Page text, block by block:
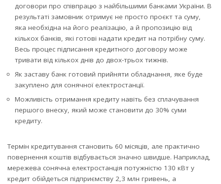
договори про співпрацю з найбільшими банками України. В
результаті замовник отримує не просто проєкт та суму,
яка необхідна на його реалізацію, а й пропозицію від
кількох банків, які готові надати кредит на потрібну суму.
Весь процес підписання кредитного договору може
тривати від кількох днів до двох-трьох тижнів.
Як заставу банк готовий прийняти обладнання, яке буде
закуплено для сонячної електростанції.
Можливість отримання кредиту навіть без сплачування
першого внеску, який може становити до 30% суми
кредиту.
Термін кредитування становить 60 місяців, але практично
повернення коштів відбувається значно швидше. Наприклад,
мережева сонячна електростанція потужністю 130 кВт у
кредит обійдеться підприємству 2,3 млн гривень, а